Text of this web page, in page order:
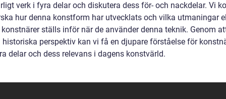
verk i fyra delar och diskutera dess för- och nackdelar. Vi
hur denna konstform har utvecklats och vilka utmaningar
ställs inför när de använder denna teknik. Genom
historiska perspektiv kan vi få en djupare förståelse för
delar och dess relevans i dagens konstvärld.